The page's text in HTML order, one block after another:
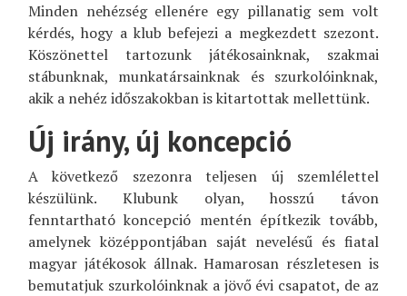
Minden nehézség ellenére egy pillanatig sem volt
kérdés, hogy a klub befejezi a megkezdett szezont.
Köszönettel tartozunk játékosainknak, szakmai
stábunknak, munkatársainknak és szurkolóinknak,
akik a nehéz időszakokban is kitartottak mellettünk.
Új irány, új koncepció
A következő szezonra teljesen új szemlélettel
készülünk. Klubunk olyan, hosszú távon
fenntartható koncepció mentén építkezik tovább,
amelynek középpontjában saját nevelésű és fiatal
magyar játékosok állnak. Hamarosan részletesen is
bemutatjuk szurkolóinknak a jövő évi csapatot, de az